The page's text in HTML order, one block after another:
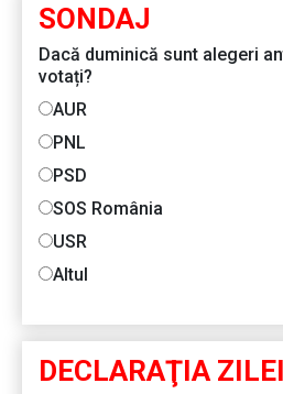
SONDAJ
Dacă duminică sunt alegeri
votați?
AUR
PNL
PSD
SOS România
USR
Altul
DECLARAŢIA ZILEI